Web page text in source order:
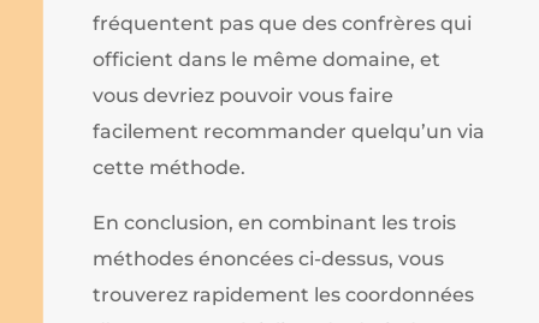
fréquentent pas que des confrères qui
officient dans le même domaine, et
vous devriez pouvoir vous faire
facilement recommander quelqu’un via
cette méthode.
En conclusion, en combinant les trois
méthodes énoncées ci-dessus, vous
trouverez rapidement les coordonnées